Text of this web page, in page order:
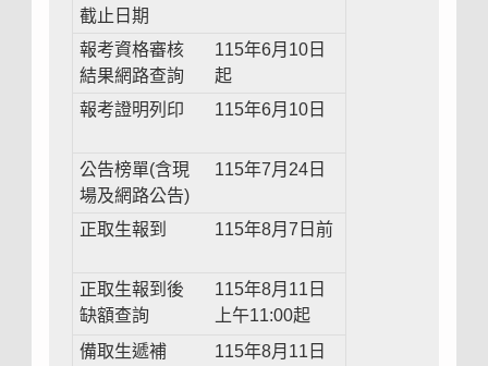
截止日期
報考資格審核
結果網路查詢
115年6月10日
起
報考證明列印
115年6月10日
公告榜單(含現
場及網路公告)
115年7月24日
正取生報到 115年8月7日前
正取生報到後
缺額查詢
115年8月11日
上午11:00起
備取生遞補
115年8月11日